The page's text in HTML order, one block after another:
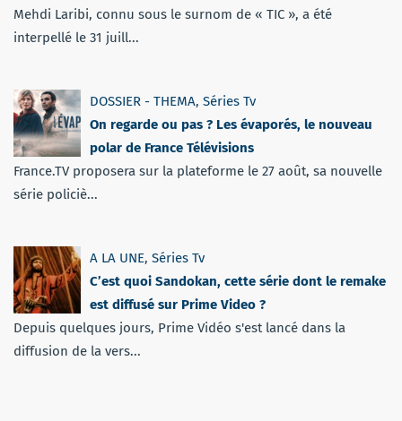
Mehdi Laribi, connu sous le surnom de « TIC », a été
interpellé le 31 juill...
DOSSIER - THEMA, Séries Tv
On regarde ou pas ? Les évaporés, le nouveau
polar de France Télévisions
France.TV proposera sur la plateforme le 27 août, sa nouvelle
série policiè...
A LA UNE, Séries Tv
C’est quoi Sandokan, cette série dont le remake
est diffusé sur Prime Video ?
Depuis quelques jours, Prime Vidéo s'est lancé dans la
diffusion de la vers...